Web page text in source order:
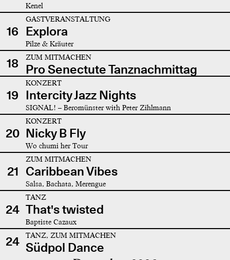
Kenel
16
GASTVERANSTALTUNG
Explora
Pilze & Kräuter
18 ZUM MITMACHEN
Pro Senectute Tanznachmittag
19
KONZERT
Intercity Jazz Nights
SIGNAL! – Beromünster with Peter Zihlmann
20
KONZERT
Nicky B Fly
Wo chumi her Tour
21
ZUM MITMACHEN
Caribbean Vibes
Salsa, Bachata, Merengue
24
TANZ
That's twisted
Baptiste Cazaux
24 TANZ, ZUM MITMACHEN
Südpol Dance